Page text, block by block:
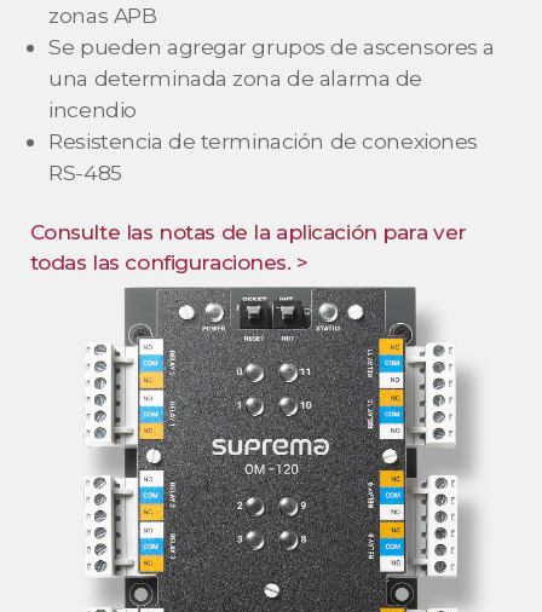
zonas APB
Se pueden agregar grupos de ascensores a
una determinada zona de alarma de
incendio
Resistencia de terminación de conexiones
RS-485
Consulte las notas de la aplicación para ver
todas las configuraciones. >